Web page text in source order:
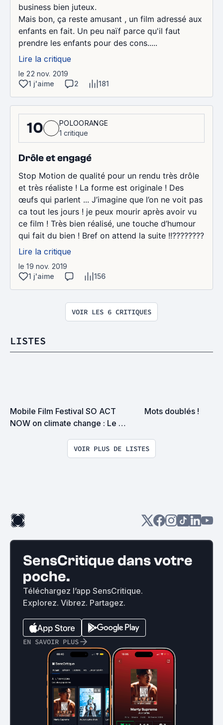
business bien juteux.
Mais bon, ça reste amusant , un film adressé aux
enfants en fait. Un peu naïf parce qu'il faut
prendre les enfants pour des cons.....
Lire la critique
le 22 nov. 2019
1 j'aime
2 181
10
POLOORANGE
1 critique
Drôle et engagé
Stop Motion de qualité pour un rendu très drôle
et très réaliste ! La forme est originale ! Des
œufs qui parlent ... J’imagine que l’on ne voit pas
ca tout les jours ! je peux mourir après avoir vu
ce film ! Très bien réalisé, une touche d’humour
qui fait du bien ! Bref on attend la suite !!????????
Lire la critique
le 19 nov. 2019
1 j'aime
156
VOIR LES 6 CRITIQUES
LISTES
Mobile Film Festival SO ACT
NOW on climate change : Le
Mots doublés !
VOIR PLUS DE LISTES
SensCritique dans votre
poche.
Téléchargez l’app SensCritique.
Explorez. Vibrez. Partagez.
EN SAVOIR PLUS